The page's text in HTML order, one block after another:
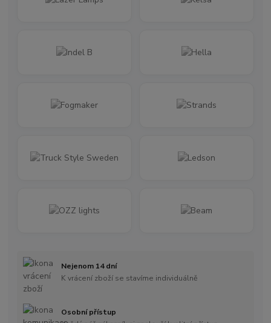
Nejenom 14 dní
K vrácení zboží se stavíme individuálně
Osobní přístup